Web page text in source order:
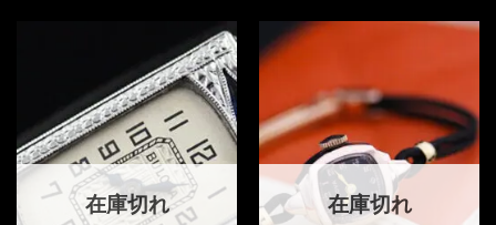
在庫切れ 在庫切れ